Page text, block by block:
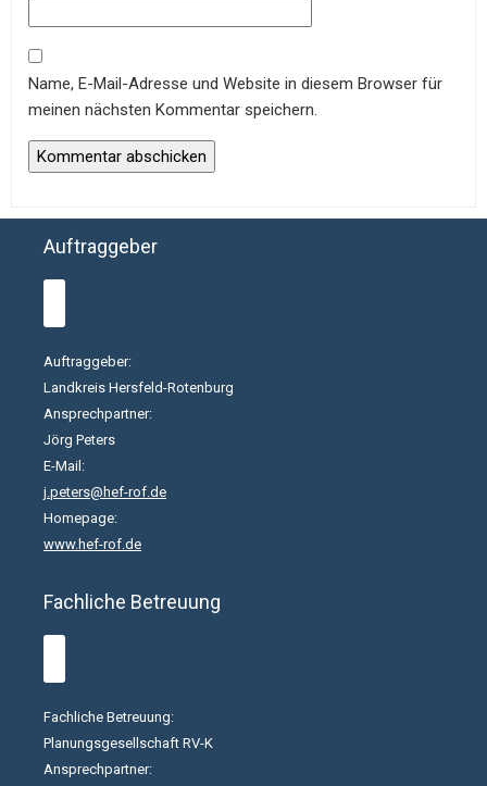
Name, E-Mail-Adresse und Website in diesem Browser für
meinen nächsten Kommentar speichern.
Auftraggeber
Auftraggeber:
Landkreis Hersfeld-Rotenburg
Ansprechpartner:
Jörg Peters
E-Mail:
j.peters@hef-rof.de
Homepage:
www.hef-rof.de
Fachliche Betreuung
Fachliche Betreuung:
Planungsgesellschaft RV-K
Ansprechpartner: